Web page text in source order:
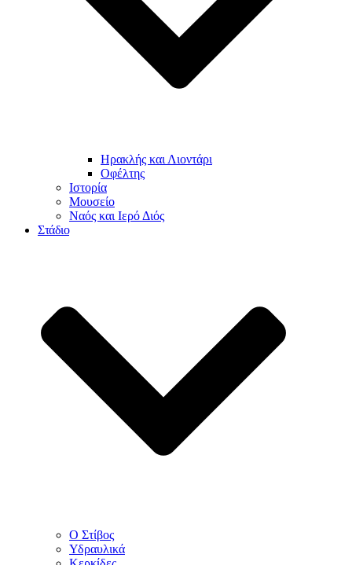
Ηρακλής και Λιοντάρι
Οφέλτης
Ιστορία
Μουσείο
Ναός και Ιερό Διός
Στάδιο
Ο Στίβος
Υδραυλικά